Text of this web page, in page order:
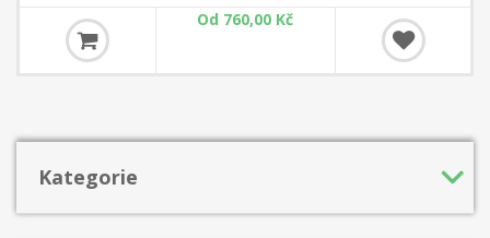
Jak je ale možné, že Morphy dokázal své zkušené soupeře tak
snadno přehrát? V čem spočívaly jeho silné stránky?
Od 760,00 Kč
Kategorie